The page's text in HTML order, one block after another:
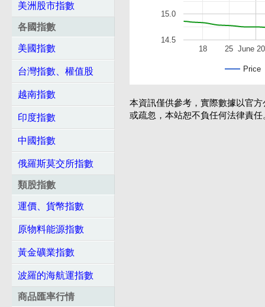
美洲股市指數
各國指數
美國指數
台灣指數、權值股
越南指數
印度指數
中國指數
俄羅斯莫交所指數
類股指數
運價、貨幣指數
原物料能源指數
黃金礦業指數
波羅的海航運指數
商品匯率行情
Price
June
18 25
14.5
15.0
本資訊僅供參考，實際數據以官
或疏忽，本站恕不負任何法律責任